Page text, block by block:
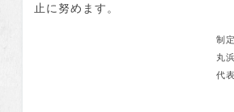
止に努めます。
制
丸
代